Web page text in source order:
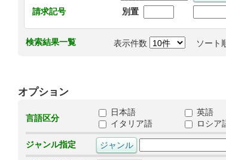
請求記号
別置
検索結果一覧 表示件数 ソート
オプション
言語区分
日本語 英語
イタリア語
ロシア
ジャンル指定